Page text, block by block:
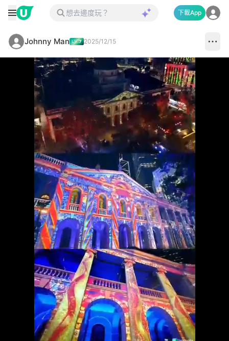
下載App
Johnny Man 2025/12/15